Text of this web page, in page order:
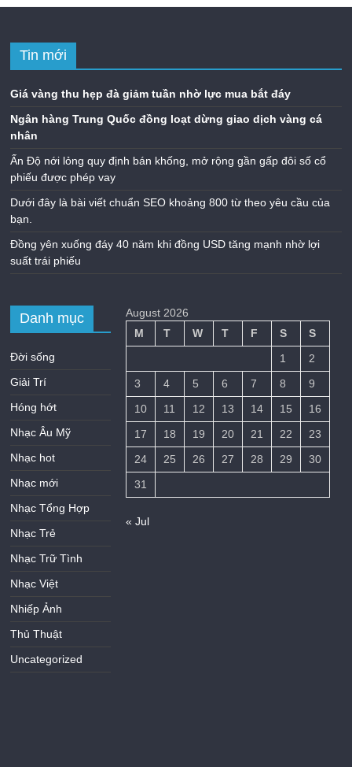
Tin mới
Giá vàng thu hẹp đà giảm tuần nhờ lực mua bắt đáy
Ngân hàng Trung Quốc đồng loạt dừng giao dịch vàng cá
nhân
Ấn Độ nới lỏng quy định bán khống, mở rộng gần gấp đôi số cổ
phiếu được phép vay
Dưới đây là bài viết chuẩn SEO khoảng 800 từ theo yêu cầu của
bạn.
Đồng yên xuống đáy 40 năm khi đồng USD tăng mạnh nhờ lợi
suất trái phiếu
Danh mục
Đời sống
Giải Trí
Hóng hớt
Nhạc Âu Mỹ
Nhạc hot
Nhạc mới
Nhạc Tổng Hợp
Nhạc Trẻ
Nhạc Trữ Tình
Nhạc Việt
Nhiếp Ảnh
Thủ Thuật
Uncategorized
August 2026
M
T W T F S
S
1
2
3
4 5 6 7 8
9
10
11 12 13 14 15
16
17
18 19 20 21 22
23
24
25 26 27 28 29
30
31
« Jul